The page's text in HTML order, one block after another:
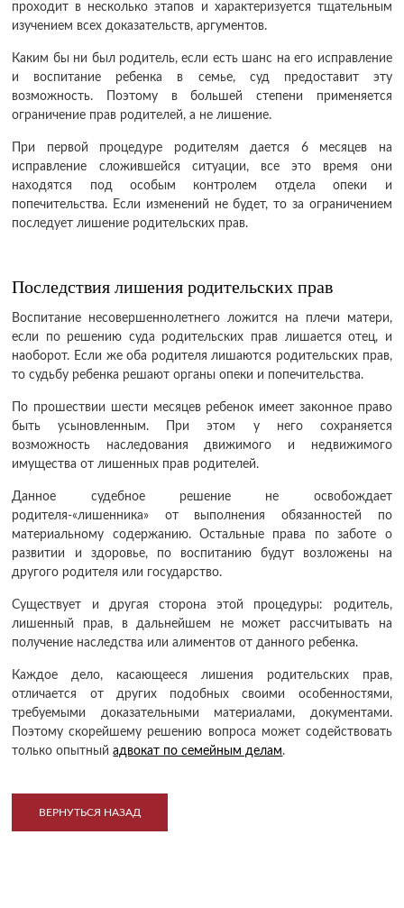
проходит в несколько этапов и характеризуется тщательным
изучением всех доказательств, аргументов.
Каким бы ни был родитель, если есть шанс на его исправление
и воспитание ребенка в семье, суд предоставит эту
возможность. Поэтому в большей степени применяется
ограничение прав родителей, а не лишение.
При первой процедуре родителям дается 6 месяцев на
исправление сложившейся ситуации, все это время они
находятся под особым контролем отдела опеки и
попечительства. Если изменений не будет, то за ограничением
последует лишение родительских прав.
Последствия лишения родительских прав
Воспитание несовершеннолетнего ложится на плечи матери,
если по решению суда родительских прав лишается отец, и
наоборот. Если же оба родителя лишаются родительских прав,
то судьбу ребенка решают органы опеки и попечительства.
По прошествии шести месяцев ребенок имеет законное право
быть усыновленным. При этом у него сохраняется
возможность наследования движимого и недвижимого
имущества от лишенных прав родителей.
Данное судебное решение не освобождает
родителя-«лишенника» от выполнения обязанностей по
материальному содержанию. Остальные права по заботе о
развитии и здоровье, по воспитанию будут возложены на
другого родителя или государство.
Существует и другая сторона этой процедуры: родитель,
лишенный прав, в дальнейшем не может рассчитывать на
получение наследства или алиментов от данного ребенка.
Каждое дело, касающееся лишения родительских прав,
отличается от других подобных своими особенностями,
требуемыми доказательными материалами, документами.
Поэтому скорейшему решению вопроса может содействовать
только опытныйадвокат по семейным делам.
ВЕРНУТЬСЯ НАЗАД